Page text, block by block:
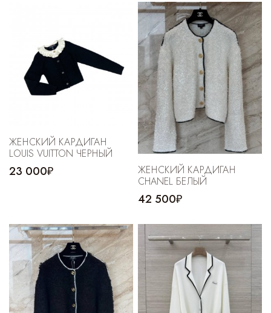
ЖЕНСКИЙ КАРДИГАН
LOUIS VUITTON ЧЕРНЫЙ
23 000₽
ЖЕНСКИЙ КАРДИГАН
CHANEL БЕЛЫЙ
42 500₽